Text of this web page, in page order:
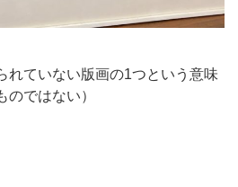
れていない版画の1つという意味
のではない）